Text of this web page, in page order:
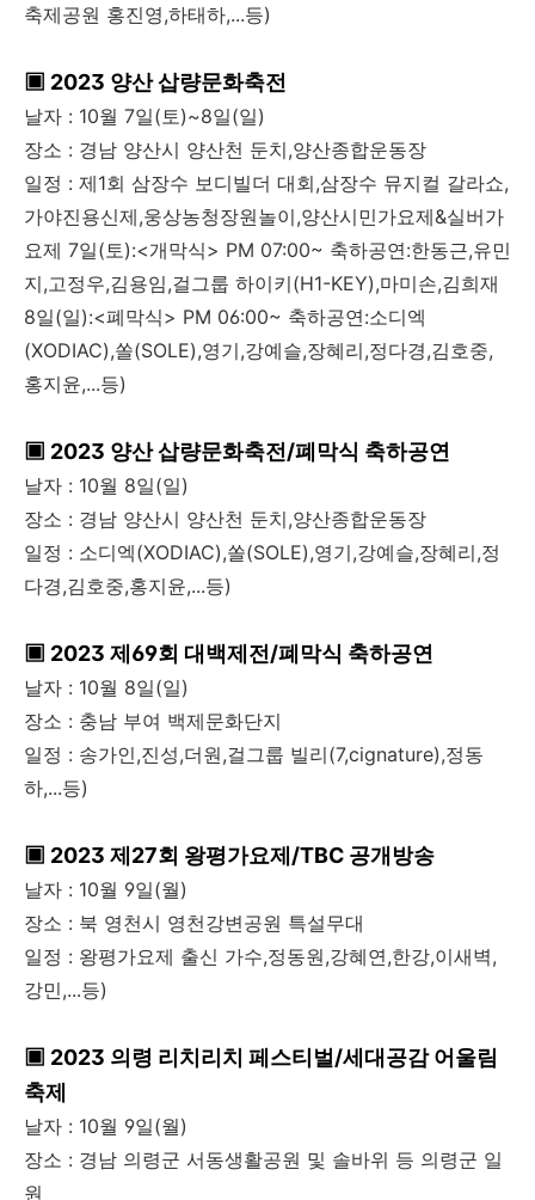
축제공원 홍진영,하태하,...등)
▣ 2023 양산 삽량문화축전
날자 : 10월 7일(토)~8일(일)
장소 : 경남 양산시 양산천 둔치,양산종합운동장
일정 : 제1회 삼장수 보디빌더 대회,삼장수 뮤지컬 갈라쇼,
가야진용신제,웅상농청장원놀이,양산시민가요제&실버가
요제 7일(토):<개막식> PM 07:00~ 축하공연:한동근,유민
지,고정우,김용임,걸그룹 하이키(H1-KEY),마미손,김희재
8일(일):<폐막식> PM 06:00~ 축하공연:소디엑
(XODIAC),쏠(SOLE),영기,강예슬,장혜리,정다경,김호중,
홍지윤,...등)
▣ 2023 양산 삽량문화축전/폐막식 축하공연
날자 : 10월 8일(일)
장소 : 경남 양산시 양산천 둔치,양산종합운동장
일정 : 소디엑(XODIAC),쏠(SOLE),영기,강예슬,장혜리,정
다경,김호중,홍지윤,...등)
▣ 2023 제69회 대백제전/폐막식 축하공연
날자 : 10월 8일(일)
장소 : 충남 부여 백제문화단지
일정 : 송가인,진성,더원,걸그룹 빌리(7,cignature),정동
하,...등)
▣ 2023 제27회 왕평가요제/TBC 공개방송
날자 : 10월 9일(월)
장소 : 북 영천시 영천강변공원 특설무대
일정 : 왕평가요제 출신 가수,정동원,강혜연,한강,이새벽,
강민,...등)
▣ 2023 의령 리치리치 페스티벌/세대공감 어울림
축제
날자 : 10월 9일(월)
장소 : 경남 의령군 서동생활공원 및 솔바위 등 의령군 일
원